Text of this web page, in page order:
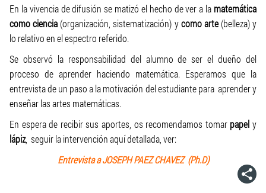
En la vivencia de difusión se matizó el hecho de ver a la matemática
como ciencia (organización, sistematización) ycomo arte(belleza) y
lo relativo en el espectro referido.
Se observó la responsabilidad del alumno de ser el dueño del
proceso de aprender haciendo matemática. Esperamos que la
entrevista de un paso a la motivación del estudiante para aprender y
enseñar las artes matemáticas.
En espera de recibir sus aportes, os recomendamos tomar papel y
lápiz, seguir la intervención aquí detallada, ver:
Entrevista a JOSEPH PAEZ CHAVEZ (Ph.D)